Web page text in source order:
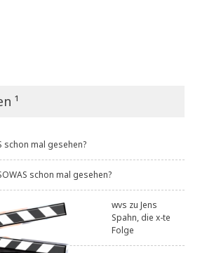
¹
schon mal gesehen?
schon mal gesehen?
wvs zuJens
Spahn, die x-te
Folge